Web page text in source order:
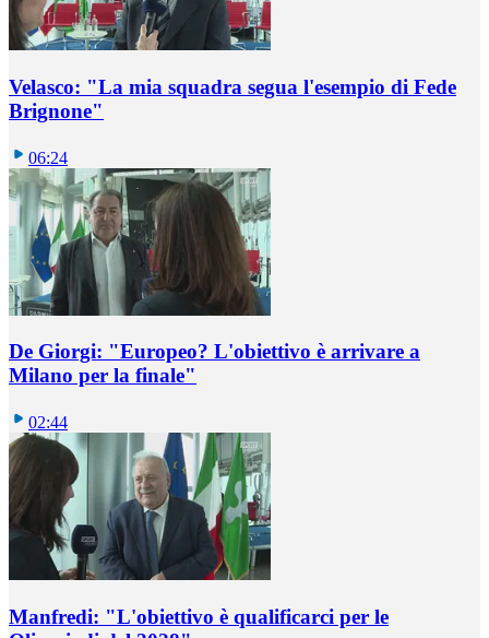
Velasco: "La mia squadra segua l'esempio di Fede
Brignone"
06:24
De Giorgi: "Europeo? L'obiettivo è arrivare a
Milano per la finale"
02:44
Manfredi: "L'obiettivo è qualificarci per le